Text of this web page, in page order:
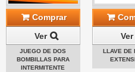
Comprar
Ver
JUEGO DE DOS
BOMBILLAS PARA
INTERMITENTE
Ver
LLAVE DE